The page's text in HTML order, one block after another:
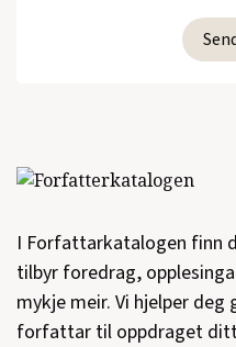
I Forfattarkatalogen finn
tilbyr foredrag,
mykje meir. Vi hjelper
forfattar til oppdraget